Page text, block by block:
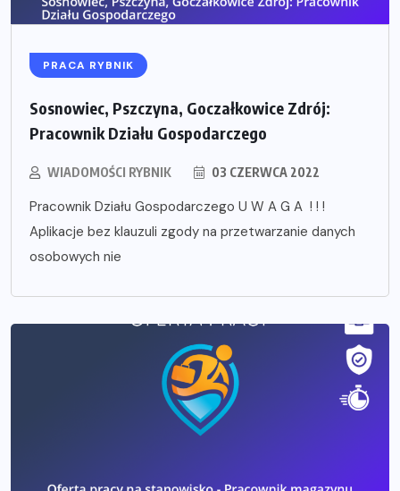
PRACA RYBNIK
Sosnowiec, Pszczyna, Goczałkowice Zdrój:
Pracownik Działu Gospodarczego
WIADOMOŚCI RYBNIK 03 CZERWCA 2022
Pracownik Działu Gospodarczego U W A G A ! ! !
Aplikacje bez klauzuli zgody na przetwarzanie danych
osobowych nie